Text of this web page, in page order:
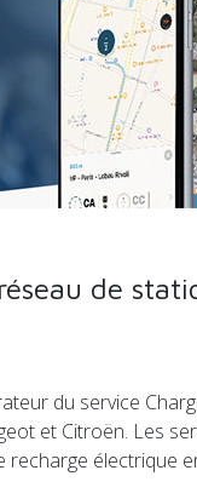
de
du service
et Citroën. Les
électrique